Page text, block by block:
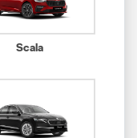
Scala